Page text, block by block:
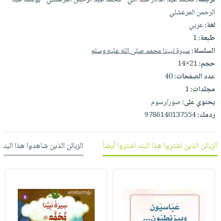
العناية
بالأسنان
الحمية
والتغذية
أدوات
المائدة
الأوعية
والتخزين
أدوات
المطبخ
الأكثر
مبيعاً
العودة
للمدارس
اكسسوارات
كتب
اكسسوارات
منزلية
اكسسوارات
ملابس
مطرزات
حقائب
عناية
بالذات
شحن
مجاني
بنود
مختارة
اشتراكات
كل
الاشتراكات
صندوق
القراءة
iKitab
بلا
بحث
متقدم
نيل
وفرات
عن
سياسة
الشركة
لائحة
الأمنيات
الرحمن المرعشلي
لغة:عربي
طبعة:1
السلسلة:سيرة نبينا محمد صلى الله عليه وسلم
حجم:21×14
عدد الصفحات:40
مجلدات:1
يحتوي على:صور/رسوم
ردمك:9786140137554
الزبائن الذين اشتروا هذا البند اشتروا أيضاً الزبائن الذين شاهدوا هذا